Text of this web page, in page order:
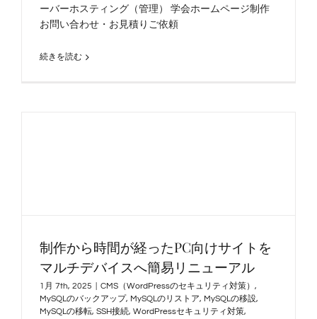
ーバーホスティング（管理） 学会ホームページ制作
お問い合わせ・お見積りご依頼
続きを読む
制作から時間が経ったPC向けサイトを
マルチデバイスへ簡易リニューアル
1月 7th, 2025 CMS（WordPressのセキュリティ対策） ,
MySQLのバックアップ, MySQLのリストア, MySQLの移設,
MySQLの移転, SSH接続, WordPressセキュリティ対策,